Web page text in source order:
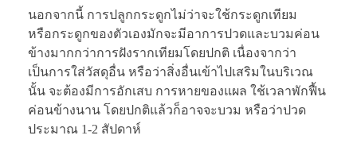
นอกจากนี้ การปลูกกระดูกไม่ว่าจะใช้กระดูกเทียม
หรือกระดูกของตัวเองมักจะมีอาการปวดและบวมค่อน
ข้างมากกว่าการฝังรากเทียมโดยปกติ เนื่องจากว่า
เป็นการใส่วัสดุอื่น หรือว่าสิ่งอื่นเข้าไปเสริมในบริเวณ
นั้น จะต้องมีการอักเสบ การหายของแผล ใช้เวลาพักฟื้น
ค่อนข้างนาน โดยปกติแล้วก็อาจจะบวม หรือว่าปวด
ประมาณ 1-2 สัปดาห์